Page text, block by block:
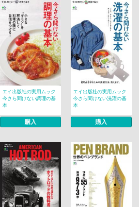
エイ出版社の実用ムック
今さら聞けない調理の基
本
購入
エイ出版社の実用ムック
今さら聞けない洗濯の基
本
購入